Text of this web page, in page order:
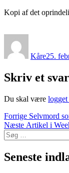
Kopi af det
Kåre25.
Skriv et svar
Du skal være logget
Forrige Forrige
indlæg:
Selvmord
Næste Næste
Artikel i
Søg
efter:
Seneste